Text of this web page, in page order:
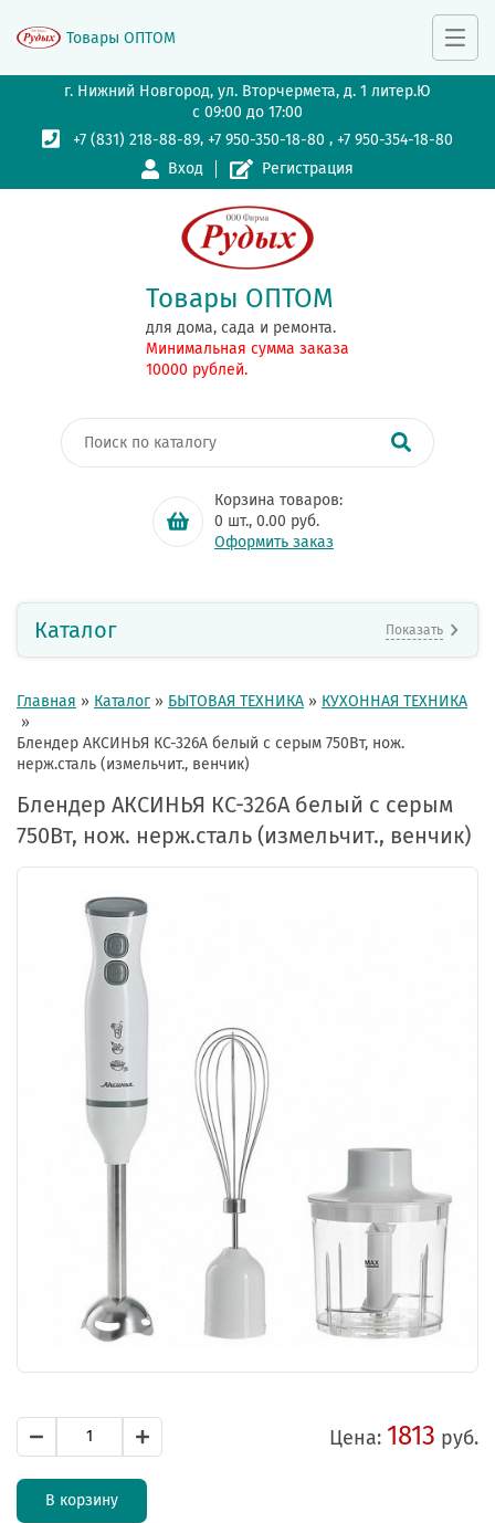
г. Нижний Новгород, ул. Вторчермета, д. 1 литер.Ю
с 09:00 до 17:00
+7 (831) 218-88-89,+7 950-350-18-80 ,+7 950-354-18-80
Вход
Регистрация
Товары ОПТОМ
для дома, сада и ремонта.
Минимальная сумма заказа
10000 рублей.
Корзина товаров:
0 шт., 0.00 руб.
Оформить заказ
Товары ОПТОМ
Каталог Показать
Главная » Каталог » БЫТОВАЯ ТЕХНИКА » КУХОННАЯ ТЕХНИКА
»
Блендер АКСИНЬЯ КС-326А белый с серым 750Вт, нож.
нерж.сталь (измельчит., венчик)
Блендер АКСИНЬЯ КС-326А белый с серым
750Вт, нож. нерж.сталь (измельчит., венчик)
Цена: 1813 руб.
В корзину